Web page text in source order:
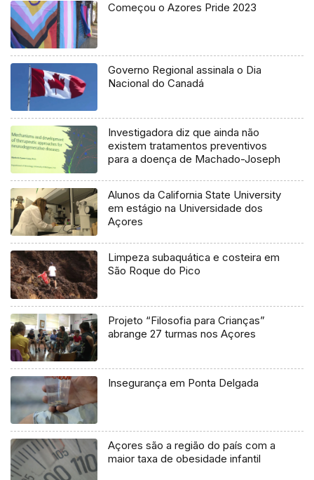
Começou o Azores Pride 2023
Governo Regional assinala o Dia
Nacional do Canadá
Investigadora diz que ainda não
existem tratamentos preventivos
para a doença de Machado-Joseph
Alunos da California State University
em estágio na Universidade dos
Açores
Limpeza subaquática e costeira em
São Roque do Pico
Projeto “Filosofia para Crianças”
abrange 27 turmas nos Açores
Insegurança em Ponta Delgada
Açores são a região do país com a
maior taxa de obesidade infantil